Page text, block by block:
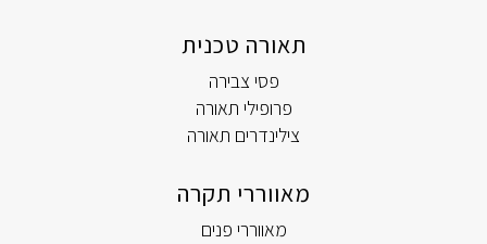
תאורה טכנית
פסי צבירה
פרופילי תאורה
צילינדרים תאורה
מאווררי תקרה
מאווררי פנים